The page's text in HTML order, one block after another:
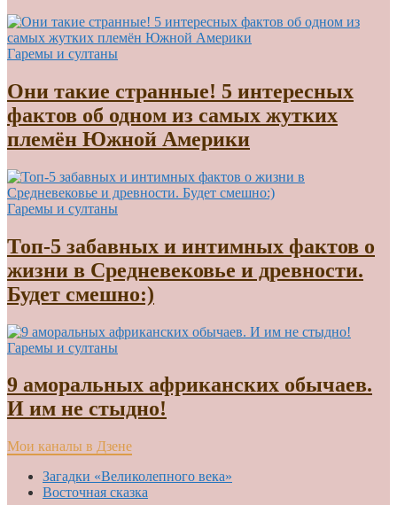
Гаремы и султаны
Они такие странные! 5 интересных
фактов об одном из самых жутких
племён Южной Америки
Гаремы и султаны
Топ-5 забавных и интимных фактов о
жизни в Средневековье и древности.
Будет смешно:)
Гаремы и султаны
9 аморальных африканских обычаев.
И им не стыдно!
Мои каналы в Дзене
Загадки «Великолепного века»
Восточная сказка